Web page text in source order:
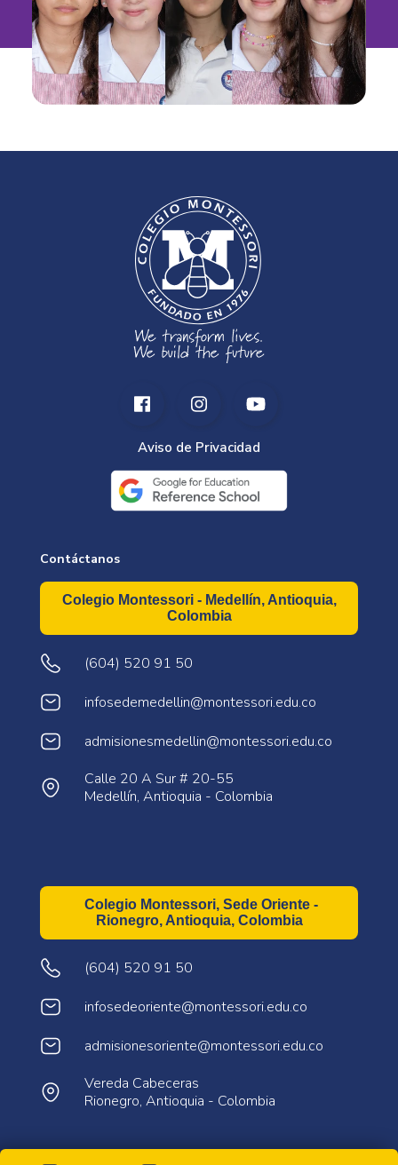
Aviso de Privacidad
Contáctanos
Colegio Montessori - Medellín, Antioquia,
Colombia
(604) 520 91 50
infosedemedellin@montessori.edu.co
admisionesmedellin@montessori.edu.co
Calle 20 A Sur # 20-55
Medellín, Antioquia - Colombia
Colegio Montessori, Sede Oriente -
Rionegro, Antioquia, Colombia
(604) 520 91 50
infosedeoriente@montessori.edu.co
admisionesoriente@montessori.edu.co
Vereda Cabeceras
Rionegro, Antioquia - Colombia